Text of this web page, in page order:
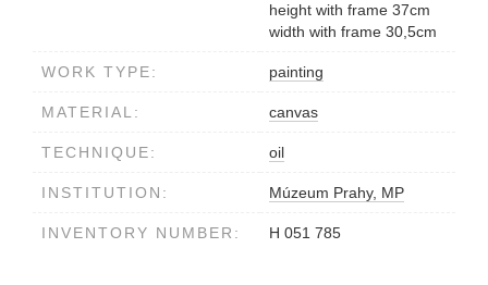
height with frame 37cm
width with frame 30,5cm
WORK TYPE: painting
MATERIAL: canvas
TECHNIQUE: oil
INSTITUTION: Múzeum Prahy, MP
INVENTORY NUMBER: H 051 785